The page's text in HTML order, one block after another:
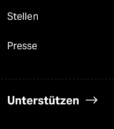
Stellen
Presse
Unterstützen